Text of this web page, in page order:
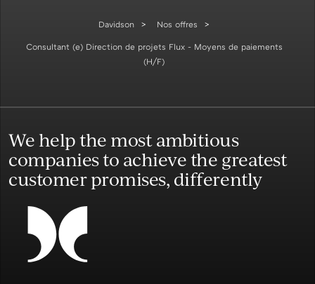
Davidson Nos offres
Consultant (e) Direction de projets Flux - Moyens de paiements
(H/F)
We help the most ambitious
companies to achieve the greatest
customer promises, differently